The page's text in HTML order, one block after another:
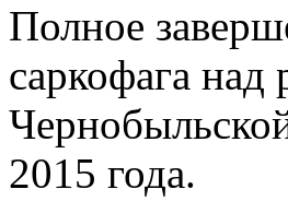
Полное
саркофага
2015 года.